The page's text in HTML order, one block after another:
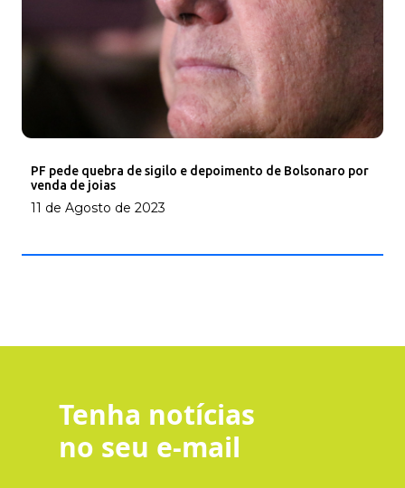
PF pede quebra de sigilo e depoimento de Bolsonaro por
venda de joias
11 de Agosto de 2023
Tenha notícias
no seu e-mail